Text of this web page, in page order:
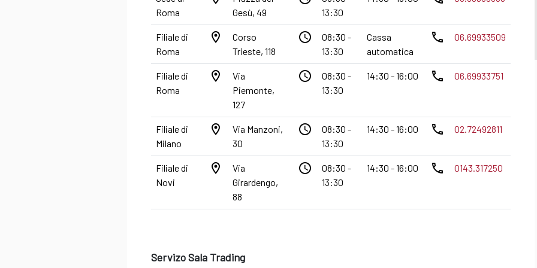
Roma
Gesù, 49
13:30
Filiale di
Roma
location_on
Corso
Trieste, 118
access_time
08:30 -
13:30
Cassa
automatica
phone 06.69933509
Filiale di
Roma
location_on
Via
Piemonte,
127
access_time
08:30 -
13:30
14:30 - 16:00 phone 06.69933751
Filiale di
Milano
location_on
Via Manzoni,
30
access_time
08:30 -
13:30
14:30 - 16:00 phone 02.72492811
Filiale di
Novi
location_on
Via
Girardengo,
88
access_time
08:30 -
13:30
14:30 - 16:00 phone 0143.317250
Servizo Sala Trading